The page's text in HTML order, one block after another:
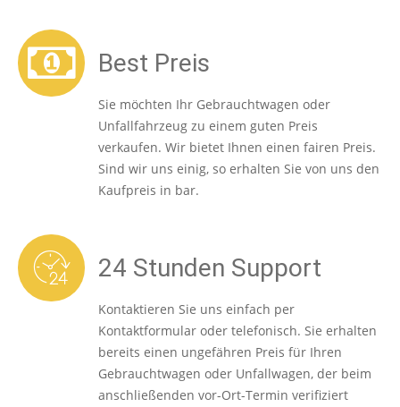
Best Preis
Sie möchten Ihr Gebrauchtwagen oder
Unfallfahrzeug zu einem guten Preis
verkaufen. Wir bietet Ihnen einen fairen Preis.
Sind wir uns einig, so erhalten Sie von uns den
Kaufpreis in bar.
24 Stunden Support
Kontaktieren Sie uns einfach per
Kontaktformular oder telefonisch. Sie erhalten
bereits einen ungefähren Preis für Ihren
Gebrauchtwagen oder Unfallwagen, der beim
anschließenden vor-Ort-Termin verifiziert